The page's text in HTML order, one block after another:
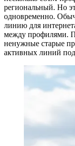
региональный. Но
одновременно.
линию для
между профилями.
ненужные старые
активных линий